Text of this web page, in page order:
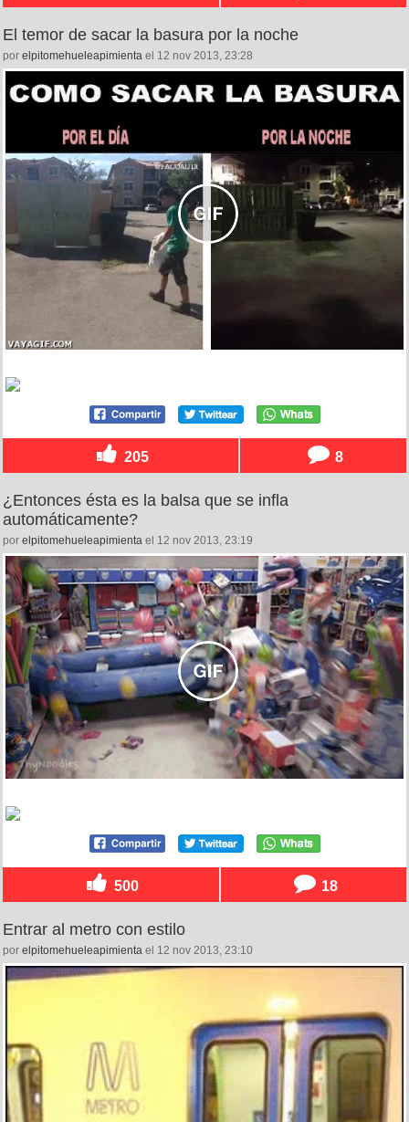
El temor de sacar la basura por la noche
por elpitomehueleapimienta el 12 nov 2013, 23:28
205 8
¿Entonces ésta es la balsa que se infla
automáticamente?
por elpitomehueleapimienta el 12 nov 2013, 23:19
500 18
Entrar al metro con estilo
por elpitomehueleapimienta el 12 nov 2013, 23:10